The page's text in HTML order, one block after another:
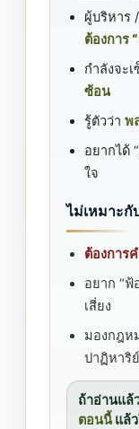
ผู้บริหาร
ต้องการ
กำลังจะ
ซ้อน
รู้ตัวว่า พ
อยากได้
ใจ
ไม่เหมาะกั
ต้องการ
อยาก “ฟ้
เสี่ยง
มองกฎห
ปาฏิหาริย์
ถ้าอ่านแล้
ตอนนี้แล้